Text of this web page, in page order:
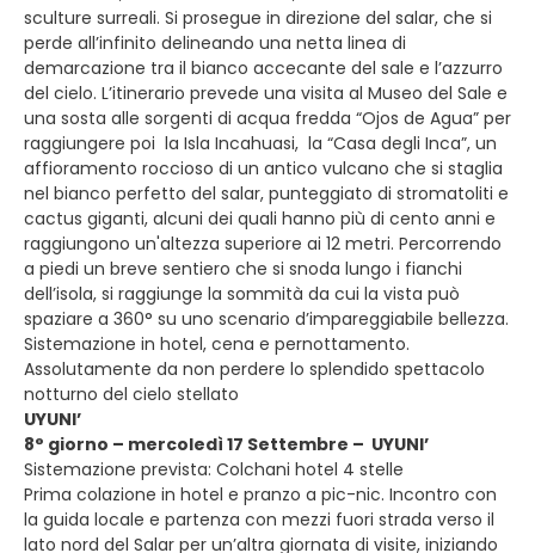
sculture surreali. Si prosegue in direzione del salar, che si
perde all’infinito delineando una netta linea di
demarcazione tra il bianco accecante del sale e l’azzurro
del cielo. L’itinerario prevede una visita al Museo del Sale e
una sosta alle sorgenti di acqua fredda “Ojos de Agua” per
raggiungere poi la Isla Incahuasi, la “Casa degli Inca”, un
affioramento roccioso di un antico vulcano che si staglia
nel bianco perfetto del salar, punteggiato di stromatoliti e
cactus giganti, alcuni dei quali hanno più di cento anni e
raggiungono un'altezza superiore ai 12 metri. Percorrendo
a piedi un breve sentiero che si snoda lungo i fianchi
dell’isola, si raggiunge la sommità da cui la vista può
spaziare a 360° su uno scenario d’impareggiabile bellezza.
Sistemazione in hotel, cena e pernottamento.
Assolutamente da non perdere lo splendido spettacolo
notturno del cielo stellato
UYUNI’
8° giorno – mercoledì 17 Settembre – UYUNI’
Sistemazione prevista: Colchani hotel 4 stelle
Prima colazione in hotel e pranzo a pic-nic. Incontro con
la guida locale e partenza con mezzi fuori strada verso il
lato nord del Salar per un’altra giornata di visite, iniziando